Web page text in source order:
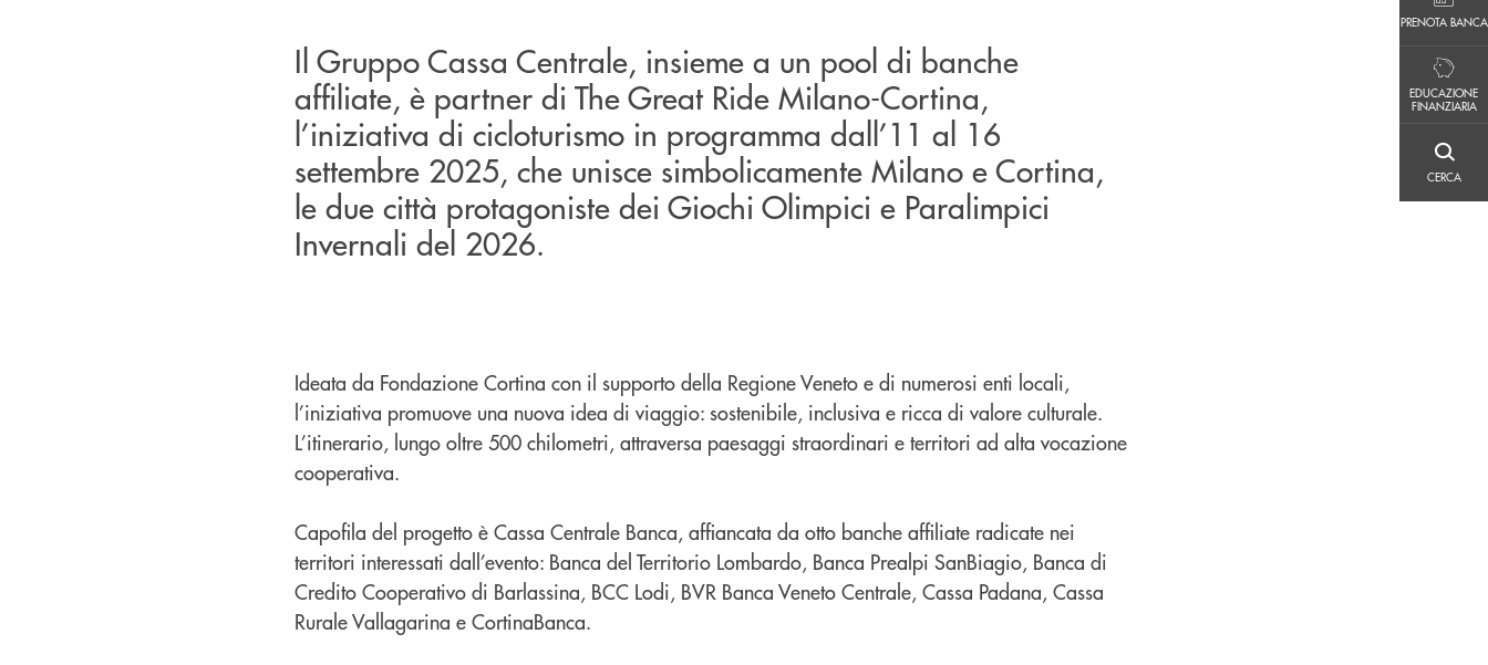
PRENOTA BANCA
EDUCAZIONE
FINANZIARIA
CERCA
Il Gruppo Cassa Centrale, insieme a un pool di banche
affiliate, è partner di The Great Ride Milano-Cortina,
l’iniziativa di cicloturismo in programma dall’11 al 16
settembre 2025, che unisce simbolicamente Milano e Cortina,
le due città protagoniste dei Giochi Olimpici e Paralimpici
Invernali del 2026.
Ideata da Fondazione Cortina con il supporto della Regione Veneto e di numerosi enti locali,
l’iniziativa promuove una nuova idea di viaggio: sostenibile, inclusiva e ricca di valore culturale.
L’itinerario, lungo oltre 500 chilometri, attraversa paesaggi straordinari e territori ad alta vocazione
cooperativa.
Capofila del progetto è Cassa Centrale Banca, affiancata da otto banche affiliate radicate nei
territori interessati dall’evento: Banca del Territorio Lombardo, Banca Prealpi SanBiagio, Banca di
Credito Cooperativo di Barlassina, BCC Lodi, BVR Banca Veneto Centrale, Cassa Padana, Cassa
Rurale Vallagarina e CortinaBanca.